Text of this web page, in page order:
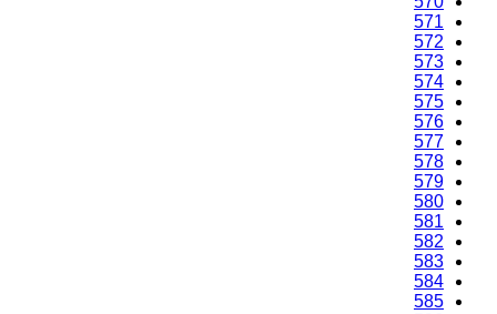
571
572
573
574
575
576
577
578
579
580
581
582
583
584
585